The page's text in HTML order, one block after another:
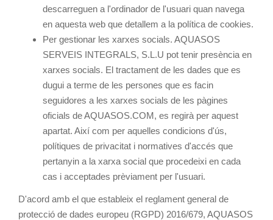
descarreguen a l'ordinador de l'usuari quan navega
en aquesta web que detallem a la política de cookies.
Per gestionar les xarxes socials. AQUASOS
SERVEIS INTEGRALS, S.L.U pot tenir presència en
xarxes socials. El tractament de les dades que es
dugui a terme de les persones que es facin
seguidores a les xarxes socials de les pàgines
oficials de AQUASOS.COM, es regirà per aquest
apartat. Així com per aquelles condicions d'ús,
polítiques de privacitat i normatives d'accés que
pertanyin a la xarxa social que procedeixi en cada
cas i acceptades prèviament per l'usuari.
D'acord amb el que estableix el reglament general de
protecció de dades europeu (RGPD) 2016/679, AQUASOS